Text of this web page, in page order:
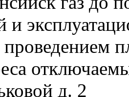
и
проведением
д. 2